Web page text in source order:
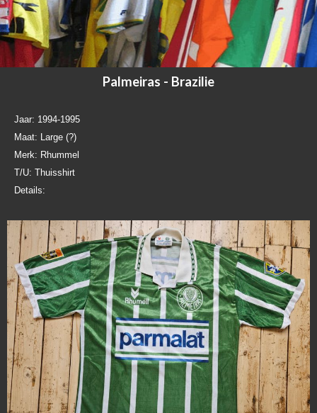
Palmeiras - Brazilie
Jaar: 1994-1995
Maat: Large (?)
Merk: Rhummel
T/U: Thuisshirt
Details: